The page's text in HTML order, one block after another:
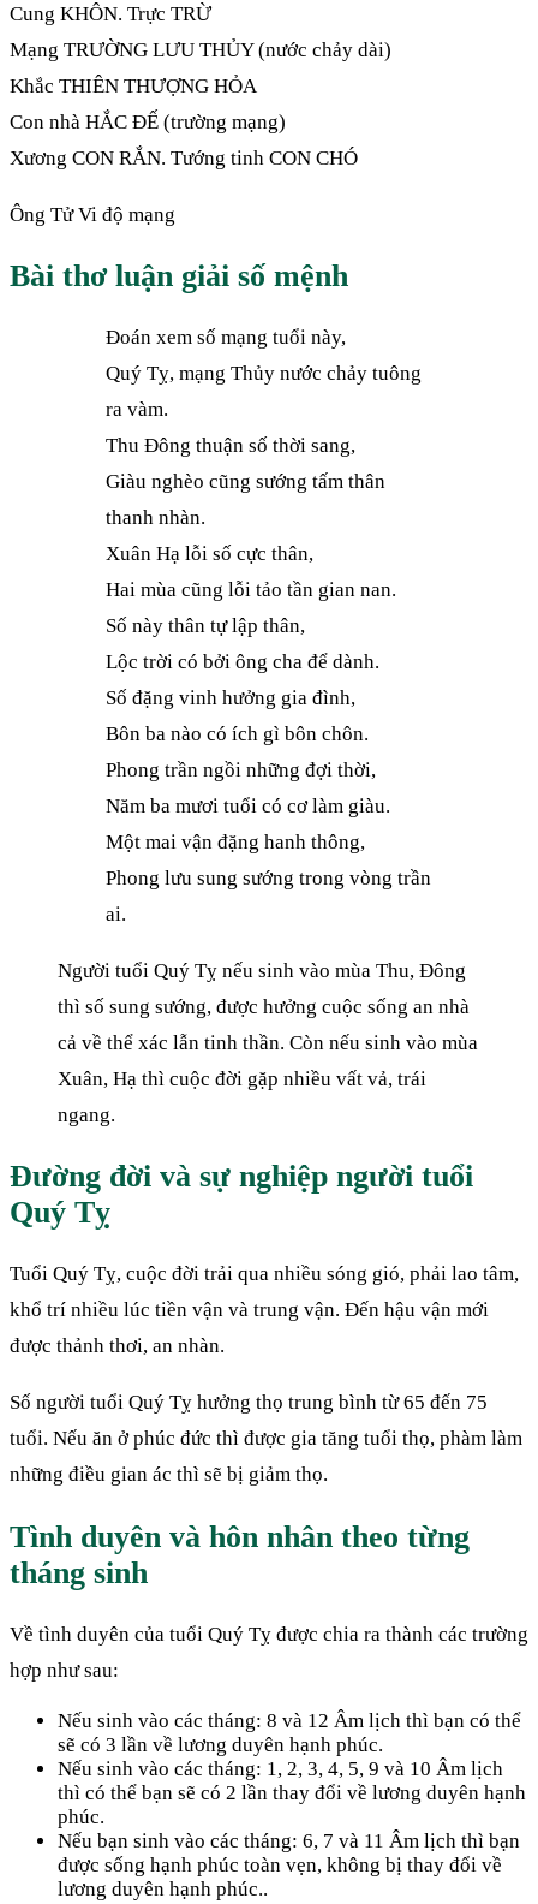
Cung KHÔN. Trực TRỪ
Mạng TRƯỜNG LƯU THỦY (nước chảy dài)
Khắc THIÊN THƯỢNG HỎA
Con nhà HẮC ĐẾ (trường mạng)
Xương CON RẮN. Tướng tinh CON CHÓ
Ông Tử Vi độ mạng
Bài thơ luận giải số mệnh
Đoán xem số mạng tuổi này,
Quý Tỵ, mạng Thủy nước chảy tuông
ra vàm.
Thu Đông thuận số thời sang,
Giàu nghèo cũng sướng tấm thân
thanh nhàn.
Xuân Hạ lỗi số cực thân,
Hai mùa cũng lỗi tảo tần gian nan.
Số này thân tự lập thân,
Lộc trời có bởi ông cha để dành.
Số đặng vinh hưởng gia đình,
Bôn ba nào có ích gì bôn chôn.
Phong trần ngồi những đợi thời,
Năm ba mươi tuổi có cơ làm giàu.
Một mai vận đặng hanh thông,
Phong lưu sung sướng trong vòng trần
ai.
Người tuổi Quý Tỵ nếu sinh vào mùa Thu, Đông
thì số sung sướng, được hưởng cuộc sống an nhà
cả về thể xác lẫn tinh thần. Còn nếu sinh vào mùa
Xuân, Hạ thì cuộc đời gặp nhiều vất vả, trái
ngang.
Đường đời và sự nghiệp người tuổi
Quý Tỵ
Tuổi Quý Tỵ, cuộc đời trải qua nhiều sóng gió, phải lao tâm,
khổ trí nhiều lúc tiền vận và trung vận. Đến hậu vận mới
được thảnh thơi, an nhàn.
Số người tuổi Quý Tỵ hưởng thọ trung bình từ 65 đến 75
tuổi. Nếu ăn ở phúc đức thì được gia tăng tuổi thọ, phàm làm
những điều gian ác thì sẽ bị giảm thọ.
Tình duyên và hôn nhân theo từng
tháng sinh
Về tình duyên của tuổi Quý Tỵ được chia ra thành các trường
hợp như sau:
Nếu sinh vào các tháng: 8 và 12 Âm lịch thì bạn có thể
sẽ có 3 lần về lương duyên hạnh phúc.
Nếu sinh vào các tháng: 1, 2, 3, 4, 5, 9 và 10 Âm lịch
thì có thể bạn sẽ có 2 lần thay đổi về lương duyên hạnh
phúc.
Nếu bạn sinh vào các tháng: 6, 7 và 11 Âm lịch thì bạn
được sống hạnh phúc toàn vẹn, không bị thay đổi về
lương duyên hạnh phúc..